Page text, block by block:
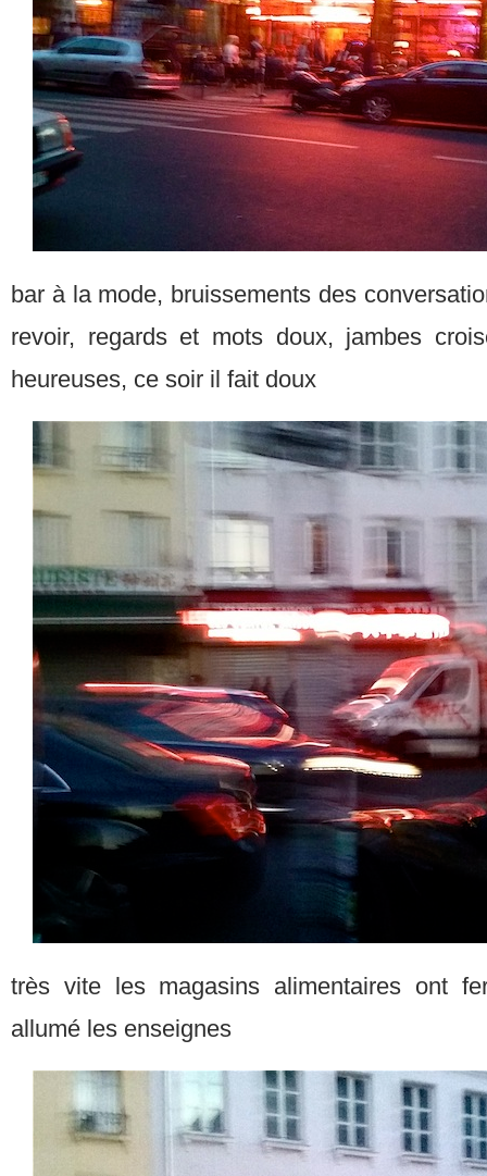
bar à la mode, bruissements des
revoir, regards et mots doux, jambes
heureuses, ce soir il fait doux
très vite les magasins alimentaires ont
allumé les enseignes